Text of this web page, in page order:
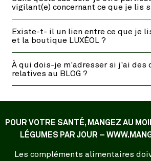
vigilant(e) concernant ce que je lis
Existe-t- il un lien entre ce que je
et la boutique LUXÉOL ?
À qui dois-je m'adresser si j'ai des
relatives au BLOG ?
POUR VOTRE SANTÉ, MANGEZ AU
LÉGUMES PAR JOUR –
Les compléments alimentaires